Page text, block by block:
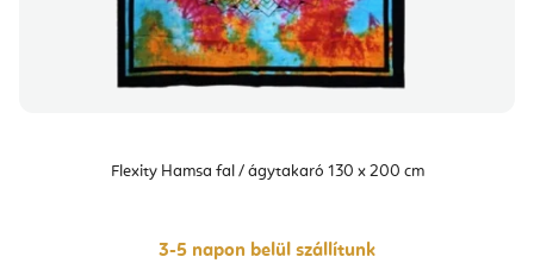
Flexity Hamsa fal / ágytakaró 130 x 200 cm
3-5 napon belül szállítunk